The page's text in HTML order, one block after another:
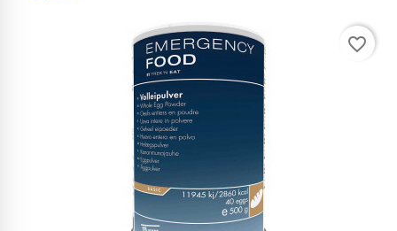
favorite_border